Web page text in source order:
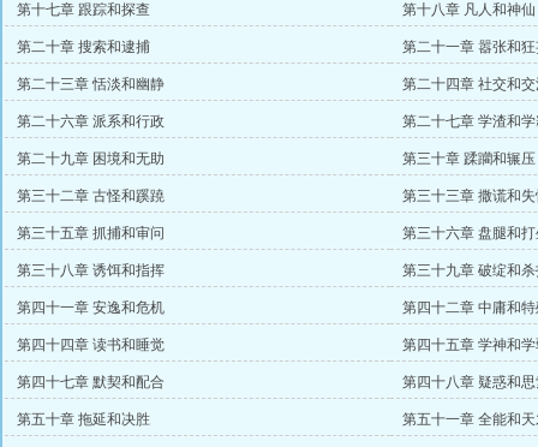
第十七章 跟踪和探查 第十八章 凡人和神仙
第二十章 搜索和逮捕 第二十一章 嚣张和狂
第二十三章 恬淡和幽静 第二十四章 社交和交
第二十六章 派系和行政 第二十七章 学渣和学
第二十九章 困境和无助 第三十章 蹂躪和辗压
第三十二章 古怪和蹊蹺 第三十三章 撒谎和失
第三十五章 抓捕和审问 第三十六章 盘腿和打
第三十八章 诱饵和指挥 第三十九章 破绽和杀
第四十一章 安逸和危机 第四十二章 中庸和特
第四十四章 读书和睡觉 第四十五章 学神和学
第四十七章 默契和配合 第四十八章 疑惑和思
第五十章 拖延和决胜 第五十一章 全能和天